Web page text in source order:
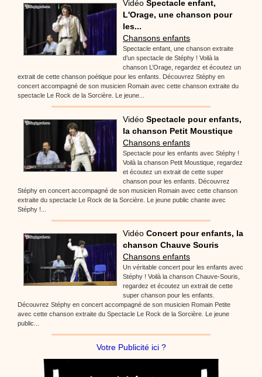
Vidéo Spectacle enfant,
L'Orage, une chanson pour
les...
Chansons enfants
Spectacle enfant, une chanson extraite
d’un spectacle de Stéphy ! Voilà la
chanson L’Orage, regardez et écoutez un
extrait de cette chanson poétique pour les enfants. Découvrez Stéphy en
concert accompagné de son musicien Romain avec cette chanson extraite du
spectacle Le Rock de la Sorcière. Le jeune...
Vidéo Spectacle pour enfants,
la chanson Petit Moustique
Chansons enfants
Spectacle pour les enfants avec Stéphy !
Voilà la chanson Petit Moustique, regardez
et écoutez un extrait de cette super
chanson pour les enfants. Découvrez
Stéphy en concert accompagné de son musicien Romain avec cette chanson
extraite du spectacle Le Rock de la Sorcière. Le jeune public chante avec
Stéphy !...
Vidéo Concert pour enfants, la
chanson Chauve Souris
Chansons enfants
Un véritable concert pour les enfants avec
Stéphy ! Voilà la chanson Chauve-Souris,
regardez et écoutez un extrait de cette
super chanson pour les enfants.
Découvrez Stéphy en concert accompagné de son musicien Romain Petite
avec cette chanson extraite du Spectacle Le Rock de la Sorcière. Le jeune
public...
Votre Publicité ici ?